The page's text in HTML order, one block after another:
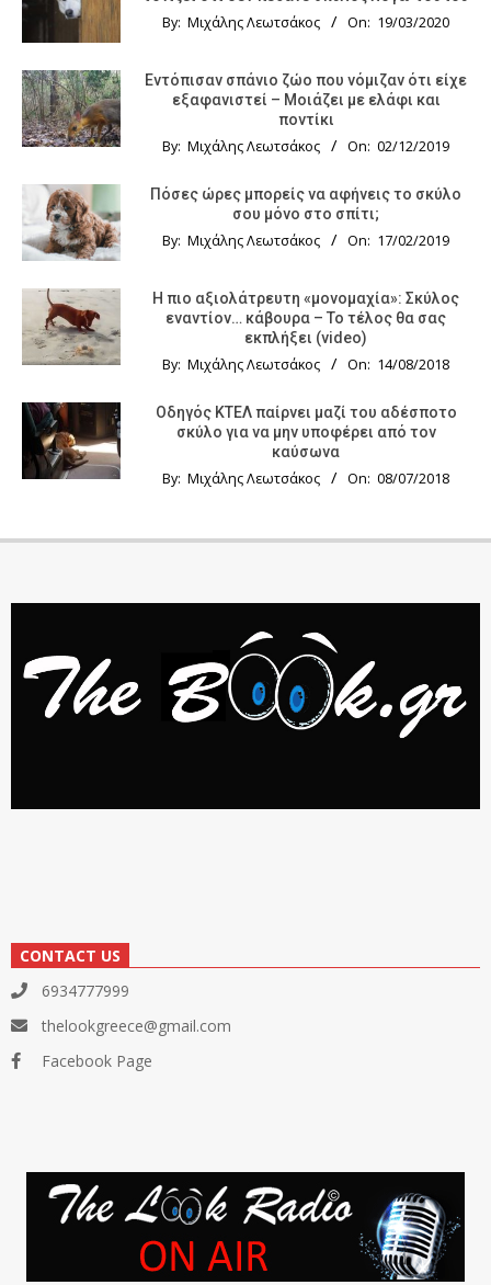
By: Μιχάλης Λεωτσάκος On: 19/03/2020
Εντόπισαν σπάνιο ζώο που νόμιζαν ότι είχε
εξαφανιστεί – Μοιάζει με ελάφι και
ποντίκι
By: Μιχάλης Λεωτσάκος On: 02/12/2019
Πόσες ώρες μπορείς να αφήνεις το σκύλο
σου μόνο στο σπίτι;
By: Μιχάλης Λεωτσάκος On: 17/02/2019
Η πιο αξιολάτρευτη «μονομαχία»: Σκύλος
εναντίον… κάβουρα – Το τέλος θα σας
εκπλήξει (video)
By: Μιχάλης Λεωτσάκος On: 14/08/2018
Οδηγός KTΕΛ παίρνει μαζί του αδέσποτο
σκύλο για να μην υποφέρει από τον
καύσωνα
By: Μιχάλης Λεωτσάκος On: 08/07/2018
CONTACT US
6934777999
thelookgreece@gmail.com
Facebook Page